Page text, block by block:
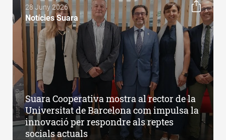
28 Juny 2026
Notícies Suara
Suara Cooperativa mostra al rector de la
Universitat de Barcelona com impulsa la
innovació per respondre als reptes
socials actuals